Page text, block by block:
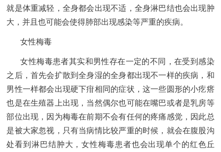
就是体重减轻，全身都会出现不适，全身淋巴结也会出现肿
大，并且也可能会使得肺部出现感染等严重的疾病。
女性梅毒
女性梅毒患者其实和男性存在一定的不同，在受到感染
之后，首先会扩散到全身湿的全身都出现不一样的疾病，和
男性一样都会出现硬下疳相同的症状，这一些圆形的小疙瘩
也是在生殖器上出现，当然偶尔也可能在嘴巴或者是乳房等
部位出现，因为梅毒在前期不会有任何的疼痛感觉，因此总
是被大家忽视，只有当病情比较严重的时候，就会在腹股沟
处看到淋巴结肿大，女性梅毒患者也会出现单个的红色丘